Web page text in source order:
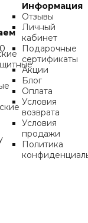
Информация
Отзывы
Личный
кабинет
Подарочные
сертификаты
Акции
Блог
Оплата
Условия
возврата
Условия
продажи
Политика